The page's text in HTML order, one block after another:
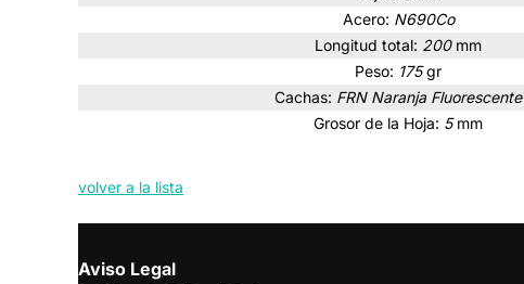
Acero: N690Co
Longitud total: 200 mm
Peso: 175 gr
Cachas: FRN Naranja Fluorescente
Grosor de la Hoja: 5 mm
volver a la lista
Aviso Legal